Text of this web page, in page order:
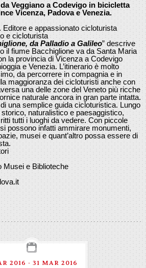
Veggiano a Codevigo in bicicletta
Vicenza, Padova e Venezia.
Editore e appassionato cicloturista
e cicloturista
da Palladio a Galileo” descrive
il fiume Bacchiglione va da Santa Maria
la provincia di Vicenza a Codevigo
e Venezia. L’itinerario è molto
da percorrere in compagnia e in
maggioranza dei cicloturisti anche con
una delle zone del Veneto più ricche
naturale ancora in gran parte intatta.
di una semplice guida cicloturistica. Lungo
naturalistico e paesaggistico,
tutti i luoghi da vedere. Con piccole
possono infatti ammirare monumenti,
musei e quant’altro possa essere di
Musei e Biblioteche
2016 - 31 MAR 2016